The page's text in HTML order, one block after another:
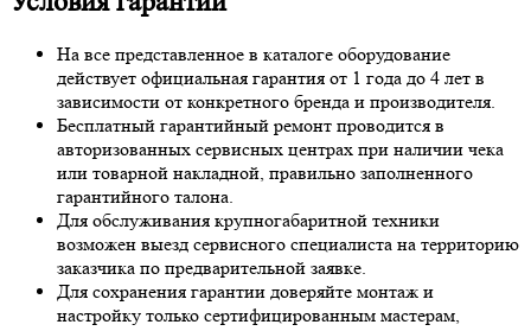
На все представленное в каталоге оборудование
действует официальная гарантия от 1 года до 4 лет в
зависимости от конкретного бренда и производителя.
Бесплатный гарантийный ремонт проводится в
авторизованных сервисных центрах при наличии чека
или товарной накладной, правильно заполненного
гарантийного талона.
Для обслуживания крупногабаритной техники
возможен выезд сервисного специалиста на территорию
заказчика по предварительной заявке.
Для сохранения гарантии доверяйте монтаж и
настройку только сертифицированным мастерам,